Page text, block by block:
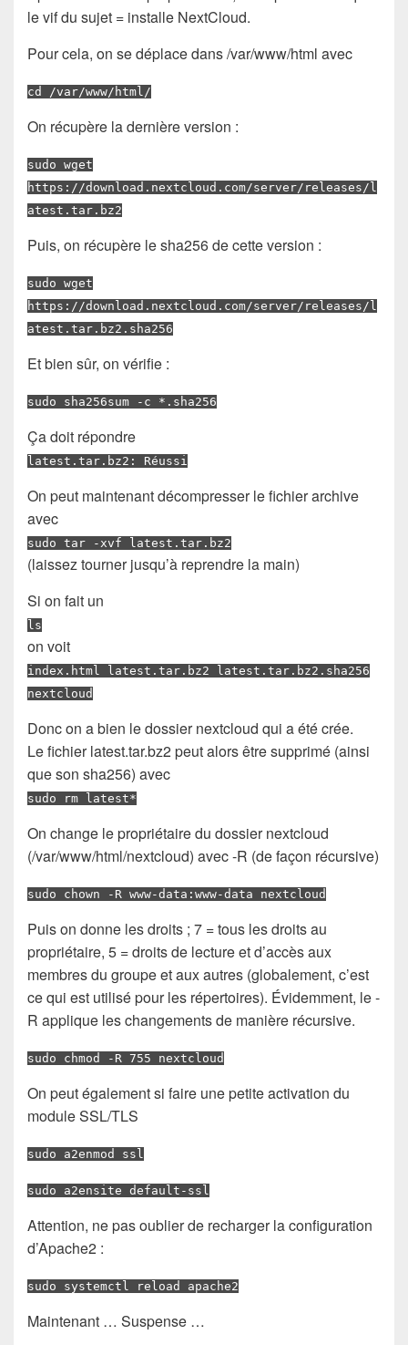
le vif du sujet = installe NextCloud.
Pour cela, on se déplace dans /var/www/html avec
cd /var/www/html/
On récupère la dernière version :
sudo wget
https://download.nextcloud.com/server/releases/l
atest.tar.bz2
Puis, on récupère le sha256 de cette version :
sudo wget
https://download.nextcloud.com/server/releases/l
atest.tar.bz2.sha256
Et bien sûr, on vérifie :
sudo sha256sum -c *.sha256
Ça doit répondre
latest.tar.bz2: Réussi
On peut maintenant décompresser le fichier archive
avec
sudo tar -xvf latest.tar.bz2
(laissez tourner jusqu’à reprendre la main)
Si on fait un
ls
on voit
index.html latest.tar.bz2 latest.tar.bz2.sha256
nextcloud
Donc on a bien le dossier nextcloud qui a été crée.
Le fichier latest.tar.bz2 peut alors être supprimé (ainsi
que son sha256) avec
sudo rm latest*
On change le propriétaire du dossier nextcloud
(/var/www/html/nextcloud) avec -R (de façon récursive)
sudo chown -R www-data:www-data nextcloud
Puis on donne les droits ; 7 = tous les droits au
propriétaire, 5 = droits de lecture et d’accès aux
membres du groupe et aux autres (globalement, c’est
ce qui est utilisé pour les répertoires). Évidemment, le -
R applique les changements de manière récursive.
sudo chmod -R 755 nextcloud
On peut également si faire une petite activation du
module SSL/TLS
sudo a2enmod ssl
sudo a2ensite default-ssl
Attention, ne pas oublier de recharger la configuration
d’Apache2 :
sudo systemctl reload apache2
Maintenant … Suspense …